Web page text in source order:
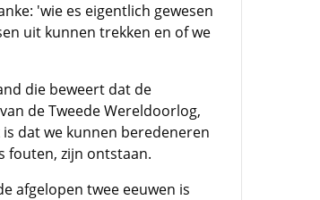
'wie es eigentlich gewesen
uit kunnen trekken en of we
die beweert dat de
de Tweede Wereldoorlog,
dat we kunnen beredeneren
fouten, zijn ontstaan.
afgelopen twee eeuwen is